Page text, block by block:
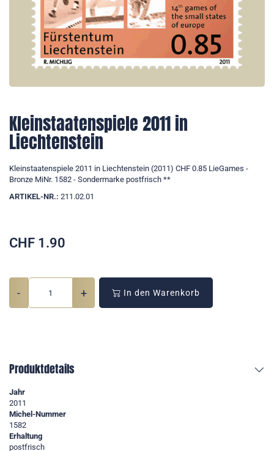
Kleinstaatenspiele 2011 in
Liechtenstein
Kleinstaatenspiele 2011 in Liechtenstein (2011) CHF 0.85 LieGames -
Bronze MiNr. 1582 - Sondermarke postfrisch **
ARTIKEL-NR.: 211.02.01
CHF 1.90
- + In den Warenkorb
Produktdetails
Jahr
2011
Michel-Nummer
1582
Erhaltung
postfrisch